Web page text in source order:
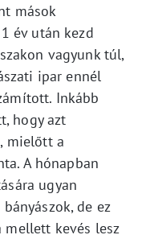
mások
év után kezd
vagyunk túl,
ipar ennél
Inkább
hogy azt
mielőtt a
A hónapban
ugyan
de ez
mellett kevés lesz